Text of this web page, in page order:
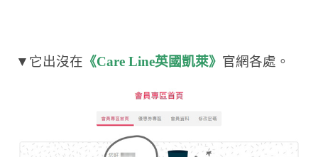
▼它出沒在 《Care Line英國凱萊》 官網各處。